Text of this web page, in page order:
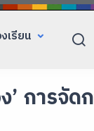
เรียน
การจัด